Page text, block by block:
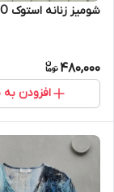
شومیز زنانه استوک CATO
480,000
افزودن